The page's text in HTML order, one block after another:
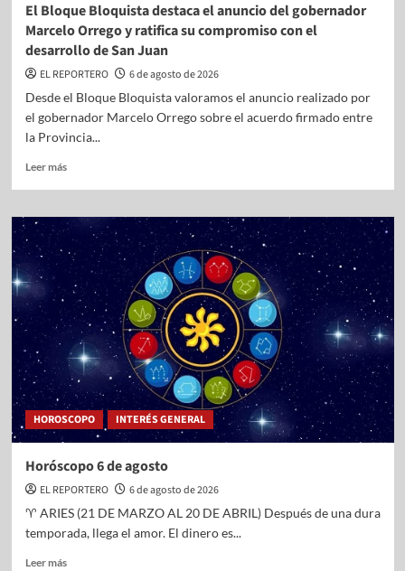
El Bloque Bloquista destaca el anuncio del gobernador
Marcelo Orrego y ratifica su compromiso con el
desarrollo de San Juan
EL REPORTERO
6 de agosto de 2026
Desde el Bloque Bloquista valoramos el anuncio realizado por
el gobernador Marcelo Orrego sobre el acuerdo firmado entre
la Provincia...
Leer más
HOROSCOPO INTERÉS GENERAL
Horóscopo 6 de agosto
EL REPORTERO
6 de agosto de 2026
♈ ARIES (21 DE MARZO AL 20 DE ABRIL) Después de una dura
temporada, llega el amor. El dinero es...
Leer más